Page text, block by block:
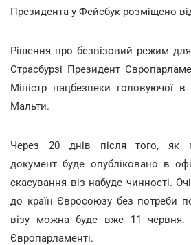
Президента у Фейсбук розміщено
Рішення про безвізовий режим
Страсбурзі Президент
Міністр нацбезпеки головуючої
Мальти.
Через 20 днів після того, як
документ буде опубліковано в
скасування віз набуде чинності.
до країн Євросоюзу без потреби
візу можна буде вже 11
Європарламенті.